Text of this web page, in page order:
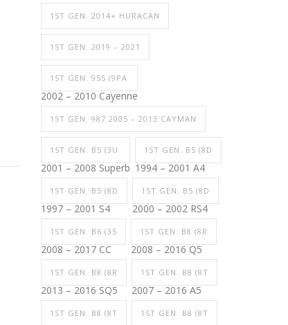
1ST GEN. 2014+ HURACAN
1ST GEN. 2019 – 2021
1ST GEN. 955 (9PA
2002 – 2010 Cayenne
1ST GEN. 987 2005 – 2013 CAYMAN
1ST GEN. B5 (3U
2001 – 2008 Superb
1ST GEN. B5 (8D
1994 – 2001 A4
1ST GEN. B5 (8D
1997 – 2001 S4
1ST GEN. B5 (8D
2000 – 2002 RS4
1ST GEN. B6 (35
2008 – 2017 CC
1ST GEN. B8 (8R
2008 – 2016 Q5
1ST GEN. B8 (8R
2013 – 2016 SQ5
1ST GEN. B8 (8T
2007 – 2016 A5
1ST GEN. B8 (8T 1ST GEN. B8 (8T